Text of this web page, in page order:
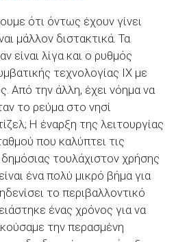
ότι όντως έχουν γίνει
μάλλον διστακτικά. Τα
είναι λίγα και ο ρυθμός
τεχνολογίας ΙΧ με
Από την άλλη, έχει νόημα να
το ρεύμα στο νησί
Η έναρξη της λειτουργίας
που καλύπτει τις
τουλάχιστον χρήσης
ένα πολύ μικρό βήμα για
το περιβαλλοντικό
ένας χρόνος για να
την περασμένη